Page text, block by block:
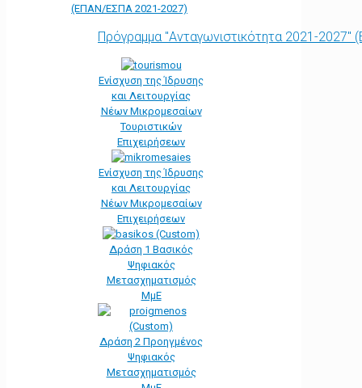
(ΕΠΑΝ/ΕΣΠΑ 2021-2027)
Πρόγραμμα "Ανταγωνιστικότητα 2021-
Ενίσχυση της Ίδρυσης
και Λειτουργίας
Νέων Μικρομεσαίων
Τουριστικών
Επιχειρήσεων
Ενίσχυση της Ίδρυσης
και Λειτουργίας
Νέων Μικρομεσαίων
Επιχειρήσεων
Δράση 1 Βασικός
Ψηφιακός
Μετασχηματισμός
ΜμΕ
Δράση 2 Προηγμένος
Ψηφιακός
Μετασχηματισμός